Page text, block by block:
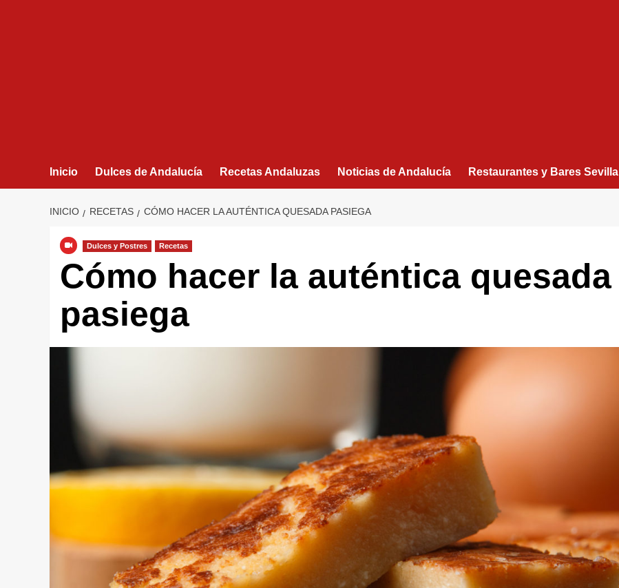
Inicio Dulces de Andalucía Recetas Andaluzas Noticias de Andalucía Restaurantes y Bares Sevilla
INICIO RECETAS CÓMO HACER LA AUTÉNTICA QUESADA PASIEGA
Dulces y Postres Recetas
Cómo hacer la auténtica quesada
pasiega